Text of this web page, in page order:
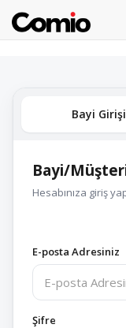
Bayi Girişi
Bayi/
Hesabınıza giriş
E-posta Adresiniz
Şifre